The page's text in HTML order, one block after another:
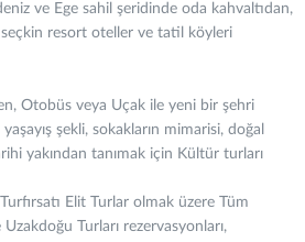
ve Ege sahil şeridinde oda kahvaltıdan,
resort oteller ve tatil köyleri
Otobüs veya Uçak ile yeni bir şehri
şekli, sokakların mimarisi, doğal
yakından tanımak için Kültür turları
Turfırsatı Elit Turlar olmak üzere Tüm
Turları rezervasyonları,